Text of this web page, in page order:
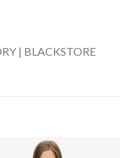
| BLACKSTORE